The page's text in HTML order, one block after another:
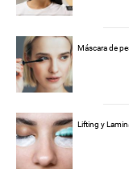
Máscara de
Lifting y